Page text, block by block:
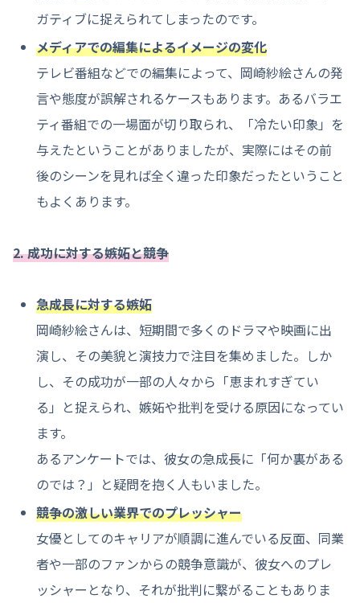
ガティブに捉えられてしまったのです。
メディアでの編集によるイメージの変化
テレビ番組などでの編集によって、岡崎紗絵さんの発
言や態度が誤解されるケースもあります。あるバラエ
ティ番組での一場面が切り取られ、「冷たい印象」を
与えたということがありましたが、実際にはその前
後のシーンを見れば全く違った印象だったということ
もよくあります。
2. 成功に対する嫉妬と競争
急成長に対する嫉妬
岡崎紗絵さんは、短期間で多くのドラマや映画に出
演し、その美貌と演技力で注目を集めました。しか
し、その成功が一部の人々から「恵まれすぎてい
る」と捉えられ、嫉妬や批判を受ける原因になってい
ます。
あるアンケートでは、彼女の急成長に「何か裏がある
のでは？」と疑問を抱く人もいました。
競争の激しい業界でのプレッシャー
女優としてのキャリアが順調に進んでいる反面、同業
者や一部のファンからの競争意識が、彼女へのプレ
ッシャーとなり、それが批判に繋がることもありま